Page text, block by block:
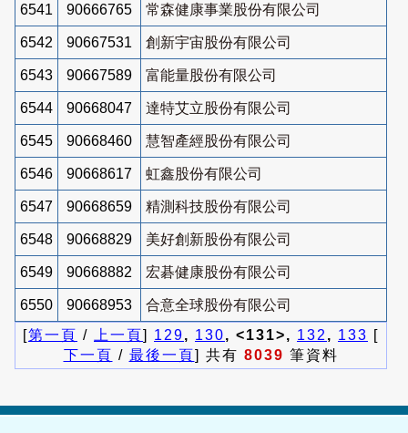
6541 90666765 常森健康事業股份有限公司
6542 90667531 創新宇宙股份有限公司
6543 90667589 富能量股份有限公司
6544 90668047 達特艾立股份有限公司
6545 90668460 慧智產經股份有限公司
6546 90668617 虹鑫股份有限公司
6547 90668659 精測科技股份有限公司
6548 90668829 美好創新股份有限公司
6549 90668882 宏碁健康股份有限公司
6550 90668953
合意全球股份有限公司
[第一頁 / 上一頁] 129, 130, <131>, 132 , 133 [
下一頁 / 最後一頁] 共有 8039 筆資料